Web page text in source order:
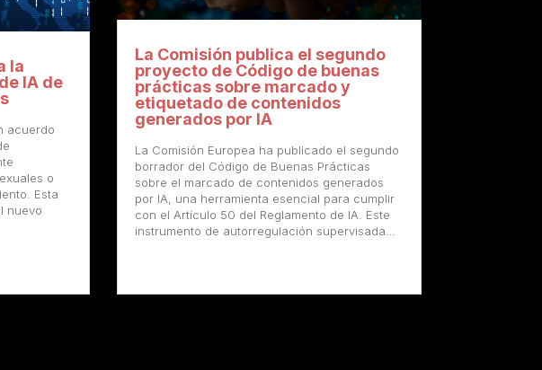
la
IA de
acuerdo
o
Esta
nuevo
La Comisión publica el segundo
proyecto de Código de buenas
prácticas sobre marcado y
etiquetado de contenidos
generados por IA
La Comisión Europea ha publicado el segundo
borrador del Código de Buenas Prácticas
sobre el marcado de contenidos generados
por IA, una herramienta esencial para cumplir
con el Artículo 50 del Reglamento de IA. Este
instrumento de autorregulación supervisada…